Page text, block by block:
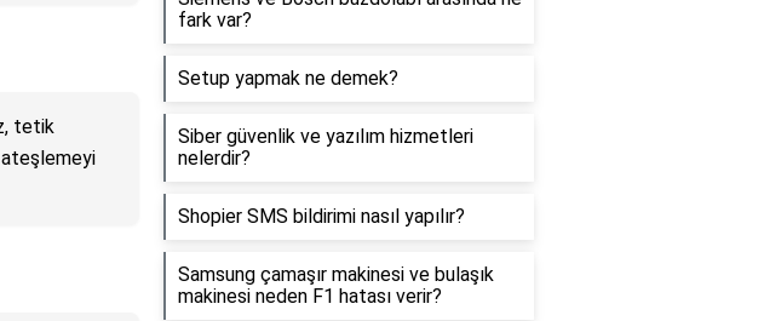
tetik
ateşlemeyi
fark var?
Setup yapmak ne demek?
Siber güvenlik ve yazılım hizmetleri
nelerdir?
Shopier SMS bildirimi nasıl yapılır?
Samsung çamaşır makinesi ve bulaşık
makinesi neden F1 hatası verir?